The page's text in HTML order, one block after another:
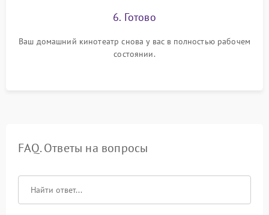
6. Готово
Ваш домашний кинотеатр снова у вас в полностью рабочем
состоянии.
FAQ. Ответы на вопросы